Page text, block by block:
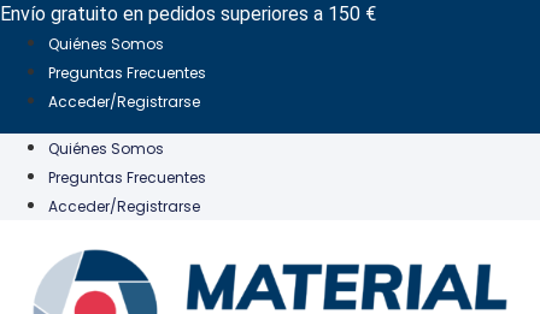
Ir
contenido
Envío gratuito en pedidos superiores a 150 €
Quiénes Somos
Preguntas Frecuentes
Acceder/Registrarse
Quiénes Somos
Preguntas Frecuentes
Acceder/Registrarse